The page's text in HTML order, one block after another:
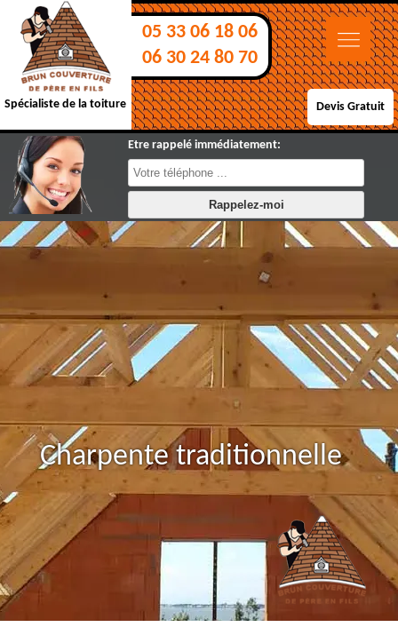
Spécialiste de la toiture
05 33 06 18 06
06 30 24 80 70
Devis Gratuit
Etre rappelé immédiatement:
Charpente traditionnelle